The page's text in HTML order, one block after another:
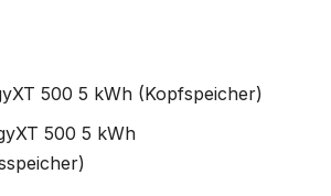
500 5 kWh (Kopfspeicher)
500 5 kWh